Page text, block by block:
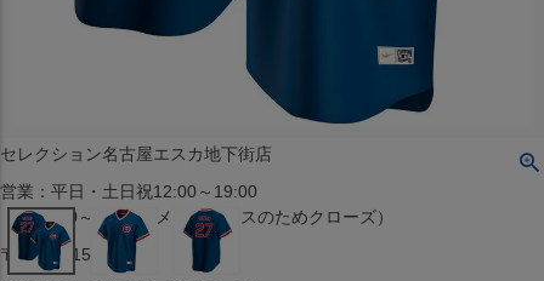
東京都千代田区神田三崎町２丁目２２−１ 1F
セレクション名古屋エスカ地下街店
営業：平日・土日祝12:00～19:00
（※15:00～16:00はメンテナンスのためクローズ）
〒453-0015